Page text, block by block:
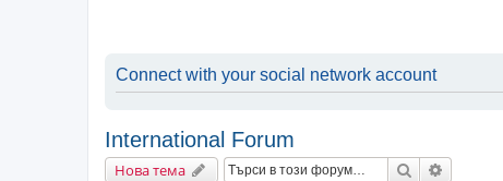
Connect with your social network account
International Forum
Нова тема Търсене